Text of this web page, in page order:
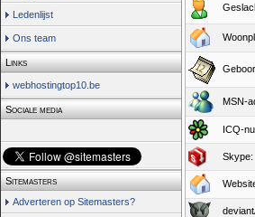
Ledenlijst
Ons team
Links
webhostingtop10.be
Sociale media
Sitemasters
Adverteren op Sitemasters?
MSN-
ICQ-
Skype: